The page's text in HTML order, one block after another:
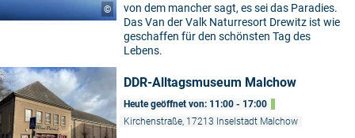
©
von dem mancher sagt, es sei das Paradies.
Das Van der Valk Naturresort Drewitz ist wie
geschaffen für den schönsten Tag des
Lebens.
DDR-Alltagsmuseum Malchow
Heute geöffnet von: 11:00 - 17:00
Kirchenstraße, 17213 Inselstadt Malchow